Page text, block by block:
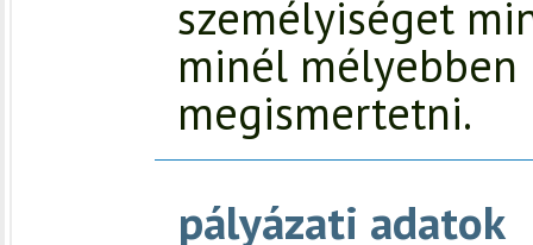
személyiséget
minél mélyebben
megismertetni.
pályázati adatok